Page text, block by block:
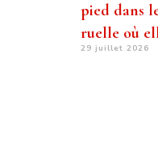
pied dans
ruelle où
29 juillet 2026